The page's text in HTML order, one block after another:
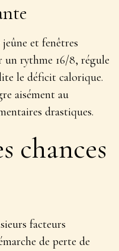
et fenêtres
un rythme 16/8, régule
le déficit calorique.
aisément au
drastiques.
chances
facteurs
de perte de